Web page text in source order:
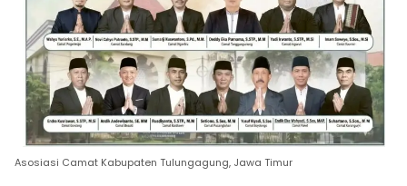
Asosiasi Camat Kabupaten Tulungagung, Jawa Timur